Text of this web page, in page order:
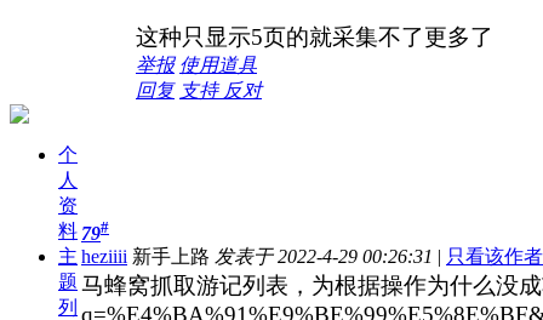
这种只显示5页的就采集不了更多了
举报 使用道具
回复 支持 反对
个
人
资
料
主
题
列
79#
heziiii 新手上路 发表于 2022-4-29 00:26:31 | 只看该作者
马蜂窝抓取游记列表，为根据操作为什么没成